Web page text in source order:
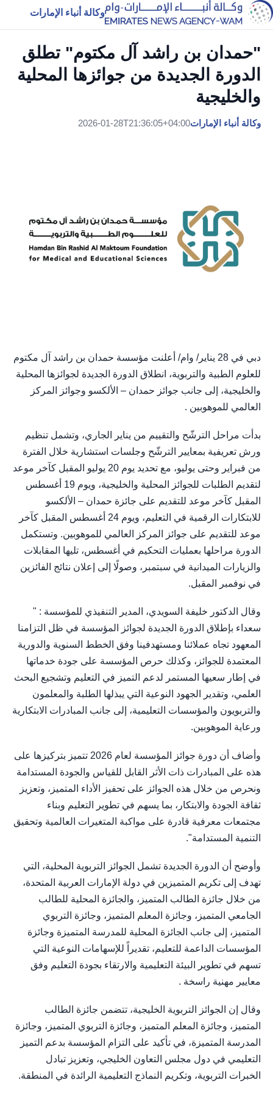
وكالة أنباء الإمارات
"حمدان بن راشد آل مكتوم" تطلق
الدورة الجديدة من جوائزها المحلية
والخليجية
وكالة أنباء الإمارات2026-01-28T21:36:05+04:00
دبي في 28 يناير/ وام/ أعلنت مؤسسة حمدان بن راشد آل مكتوم
للعلوم الطبية والتربوية، انطلاق الدورة الجديدة لجوائزها المحلية
والخليجية، إلى جانب جوائز حمدان – الألكسو وجوائز المركز
العالمي للموهوبين .
بدأت مراحل الترشّح والتقييم من يناير الجاري، وتشمل تنظيم
ورش تعريفية بمعايير الترشّح وجلسات استشارية خلال الفترة
من فبراير وحتى يوليو، مع تحديد يوم 20 يوليو المقبل كآخر موعد
لتقديم الطلبات للجوائز المحلية والخليجية، ويوم 19 أغسطس
المقبل كآخر موعد للتقديم على جائزة حمدان – الألكسو
للابتكارات الرقمية في التعليم، ويوم 24 أغسطس المقبل كآخر
موعد للتقديم على جوائز المركز العالمي للموهوبين. وتستكمل
الدورة مراحلها بعمليات التحكيم في أغسطس، تليها المقابلات
والزيارات الميدانية في سبتمبر، وصولًا إلى إعلان نتائج الفائزين
في نوفمبر المقبل.
وقال الدكتور خليفة السويدي، المدير التنفيذي للمؤسسة : "
سعداء بإطلاق الدورة الجديدة لجوائز المؤسسة في ظل التزامنا
المعهود تجاه عملائنا ومستهدفينا وفق الخطط السنوية والدورية
المعتمدة للجوائز، وكذلك حرص المؤسسة على جودة خدماتها
في إطار سعيها المستمر لدعم التميز في التعليم وتشجيع البحث
العلمي، وتقدير الجهود النوعية التي يبذلها الطلبة والمعلمون
والتربويون والمؤسسات التعليمية، إلى جانب المبادرات الابتكارية
ورعاية الموهوبين.
وأضاف أن دورة جوائز المؤسسة لعام 2026 تتميز بتركيزها على
هذه على المبادرات ذات الأثر القابل للقياس والجودة المستدامة
ونحرص من خلال هذه الجوائز على تحفيز الأداء المتميز، وتعزيز
ثقافة الجودة والابتكار، بما يسهم في تطوير التعليم وبناء
مجتمعات معرفية قادرة على مواكبة المتغيرات العالمية وتحقيق
التنمية المستدامة".
وأوضح أن الدورة الجديدة تشمل الجوائز التربوية المحلية، التي
تهدف إلى تكريم المتميزين في دولة الإمارات العربية المتحدة،
من خلال جائزة الطالب المتميز، والجائزة المحلية للطالب
الجامعي المتميز، وجائزة المعلم المتميز، وجائزة التربوي
المتميز، إلى جانب الجائزة المحلية للمدرسة المتميزة وجائزة
المؤسسات الداعمة للتعليم، تقديراً للإسهامات النوعية التي
تسهم في تطوير البيئة التعليمية والارتقاء بجودة التعليم وفق
معايير مهنية راسخة .
وقال إن الجوائز التربوية الخليجية، تتضمن جائزة الطالب
المتميز، وجائزة المعلم المتميز، وجائزة التربوي المتميز، وجائزة
المدرسة المتميزة، في تأكيد على التزام المؤسسة بدعم التميز
التعليمي في دول مجلس التعاون الخليجي، وتعزيز تبادل
الخبرات التربوية، وتكريم النماذج التعليمية الرائدة في المنطقة.